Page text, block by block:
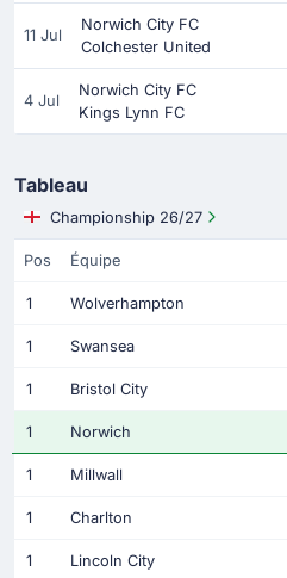
11 Jul
Norwich City FC
Colchester United
4 Jul
Norwich City FC
Kings Lynn FC
Tableau
Championship 26/27
Pos Équipe
1 Wolverhampton
1 Swansea
1 Bristol City
1 Norwich
1 Millwall
1 Charlton
1 Lincoln City